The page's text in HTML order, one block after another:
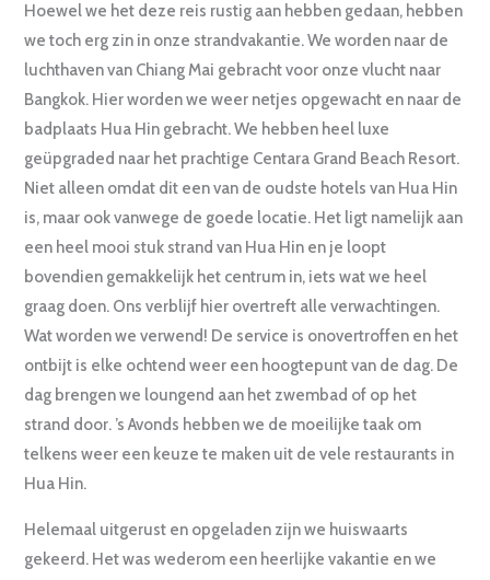
Hoewel we het deze reis rustig aan hebben gedaan, hebben
we toch erg zin in onze strandvakantie. We worden naar de
luchthaven van Chiang Mai gebracht voor onze vlucht naar
Bangkok. Hier worden we weer netjes opgewacht en naar de
badplaats Hua Hin gebracht. We hebben heel luxe
geüpgraded naar het prachtige Centara Grand Beach Resort.
Niet alleen omdat dit een van de oudste hotels van Hua Hin
is, maar ook vanwege de goede locatie. Het ligt namelijk aan
een heel mooi stuk strand van Hua Hin en je loopt
bovendien gemakkelijk het centrum in, iets wat we heel
graag doen. Ons verblijf hier overtreft alle verwachtingen.
Wat worden we verwend! De service is onovertroffen en het
ontbijt is elke ochtend weer een hoogtepunt van de dag. De
dag brengen we loungend aan het zwembad of op het
strand door. ’s Avonds hebben we de moeilijke taak om
telkens weer een keuze te maken uit de vele restaurants in
Hua Hin.
Helemaal uitgerust en opgeladen zijn we huiswaarts
gekeerd. Het was wederom een heerlijke vakantie en we